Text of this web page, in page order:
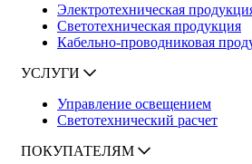
Электротехническая
Светотехническая продукция
Кабельно-проводниковая
УСЛУГИ
Управление освещением
Светотехнический расчет
ПОКУПАТЕЛЯМ